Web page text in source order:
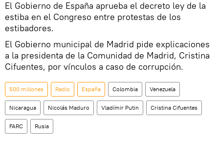
El Gobierno de España aprueba el decreto ley de la
estiba en el Congreso entre protestas de los
estibadores.
El Gobierno municipal de Madrid pide explicaciones
a la presidenta de la Comunidad de Madrid, Cristina
Cifuentes, por vínculos a caso de corrupción.
500 millones Radio España Colombia Venezuela
Nicaragua Nicolás Maduro Vladímir Putin Cristina Cifuentes
FARC Rusia